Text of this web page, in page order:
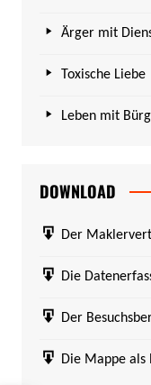
Ärger mit
Toxische Liebe
Leben mit
DOWNLOAD
Der
Die
Der
Die Mappe als